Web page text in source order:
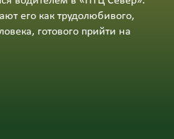
его как трудолюбивого,
готового прийти на